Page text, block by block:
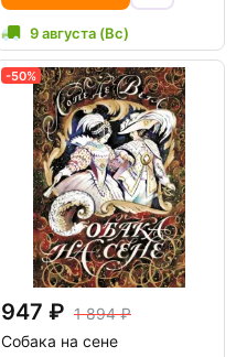
9 августа (Вс)
-50%
947
1 894
Собака на сене